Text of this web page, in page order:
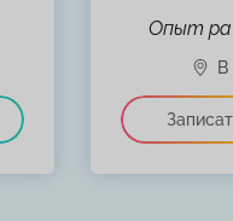
Опыт